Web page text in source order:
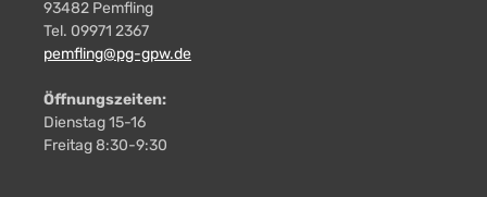
93482 Pemfling
Tel. 09971 2367
pemfling@pg-gpw.de
Öffnungszeiten:
Dienstag 15-16
Freitag 8:30-9:30